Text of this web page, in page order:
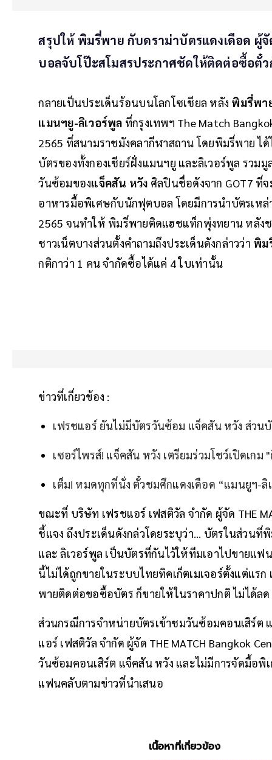
สรุปให้ พิมรี่พาย กับดราม่าบัตรแดงเดือด ผู้
บอลจับโป๊ะสโมสรประกาศชัดให้ติดต่อซื้อตั๋
กลายเป็นประเด็นร้อนบนโลกโซเชียล หลัง พิมรี่พา
แมนฯยู-ลิเวอร์พูล ที่กรุงเทพฯ The Match
2565 ที่สนามราชมังคลากีฬาสถาน โดยพิมรี่พาย ไ
บัตรของทั้งกองเชียร์ฝั่งแมนฯยู และลิเวอร์พูล รวม
วันซ้อมของแจ็คสัน หวัง ศิลปินชื่อดังจาก GOT7 ที่
อาหารมื้อพิเศษกับนักฟุตบอล โดยมีการนำบัตรเห
2565 จนทำให้ พิมรี่พายติดแฮชแท็กพุ่งทยาน หลัง
ชาวเน็ตบางส่วนตั้งคำถามถึงประเด็นดังกล่าวว่า พิม
กติกาว่า 1 คน จำกัดซื้อได้แค่ 4 ใบเท่านั้น
ข่าวที่เกี่ยวข้อง :
เฟรชแอร์ ยันไม่มีบัตรวันซ้อม แจ็คสัน หวัง ส่วน
เซอร์ไพรส์! แจ็คสัน หวัง เตรียมร่วมโชว์เปิดเกม
เต็ม! หมดทุกที่นั่ง ตั๋วชมศึกแดงเดือด “แมนยูฯ-ลิ
ขณะที่ บริษัท เฟรชแอร์ เฟสติวัล จำกัด ผู้จัด THE
ชี้แจง ถึงประเด็นดังกล่วโดยระบุว่า... บัตรในส่วน
และ ลิเวอร์พูล เป็นบัตรที่กันไว้ให้ทีมเอาไปขายแ
นี้ไม่ได้ถูกขายในระบบไทยทิคเก็ตเมเจอร์ตั้งแต่แร
พายติดต่อขอซื้อบัตร ก็ขายให้ในราคาปกติ ไม่ได้ลด
ส่วนกรณีการจำหน่ายบัตรเข้าชมวันซ้อมคอนเสิร์
แอร์ เฟสติวัล จำกัด ผู้จัด THE MATCH Bangkok
วันซ้อมคอนเสิร์ต แจ็คสัน หวัง และไม่มีการจัดมื้อ
แฟนคลับตามข่าวที่นำเสนอ
เนื้อหาที่เกี่ยวข้อง